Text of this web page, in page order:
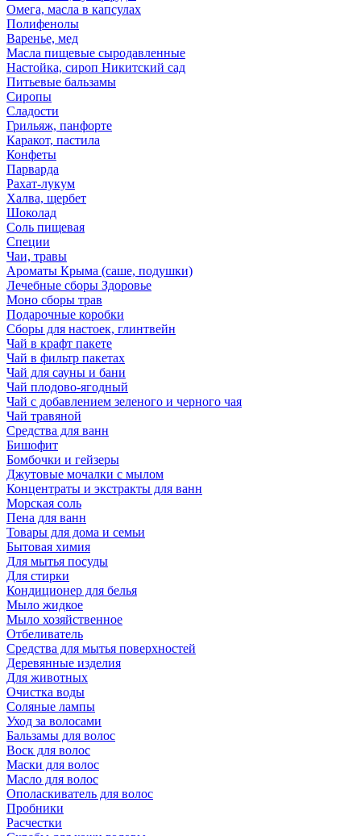
Омега, масла в капсулах
Полифенолы
Варенье, мед
Масла пищевые сыродавленные
Настойка, сироп Никитский сад
Питьевые бальзамы
Сиропы
Сладости
Грильяж, панфорте
Каракот, пастила
Конфеты
Парварда
Рахат-лукум
Халва, щербет
Шоколад
Соль пищевая
Специи
Чаи, травы
Ароматы Крыма (саше, подушки)
Лечебные сборы Здоровье
Моно сборы трав
Подарочные коробки
Сборы для настоек, глинтвейн
Чай в крафт пакете
Чай в фильтр пакетах
Чай для сауны и бани
Чай плодово-ягодный
Чай с добавлением зеленого и черного чая
Чай травяной
Средства для ванн
Бишофит
Бомбочки и гейзеры
Джутовые мочалки с мылом
Концентраты и экстракты для ванн
Морская соль
Пена для ванн
Товары для дома и семьи
Бытовая химия
Для мытья посуды
Для стирки
Кондиционер для белья
Мыло жидкое
Мыло хозяйственное
Отбеливатель
Средства для мытья поверхностей
Деревянные изделия
Для животных
Очистка воды
Соляные лампы
Уход за волосами
Бальзамы для волос
Воск для волос
Маски для волос
Масло для волос
Ополаскиватель для волос
Пробники
Расчестки